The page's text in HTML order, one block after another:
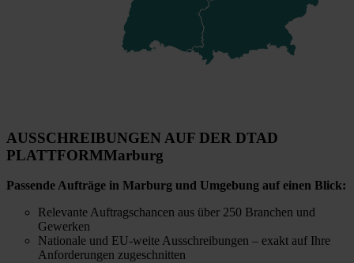
AUSSCHREIBUNGEN AUF DER DTAD
PLATTFORMMarburg
Passende Aufträge in Marburg und Umgebung auf einen Blick:
Relevante Auftragschancen aus über 250 Branchen und
Gewerken
Nationale und EU-weite Ausschreibungen – exakt auf Ihre
Anforderungen zugeschnitten